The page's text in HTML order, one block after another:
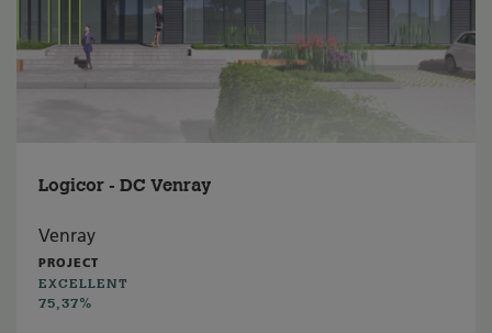
Logicor - DC Venray
Venray
PROJECT
EXCELLENT
75,37%